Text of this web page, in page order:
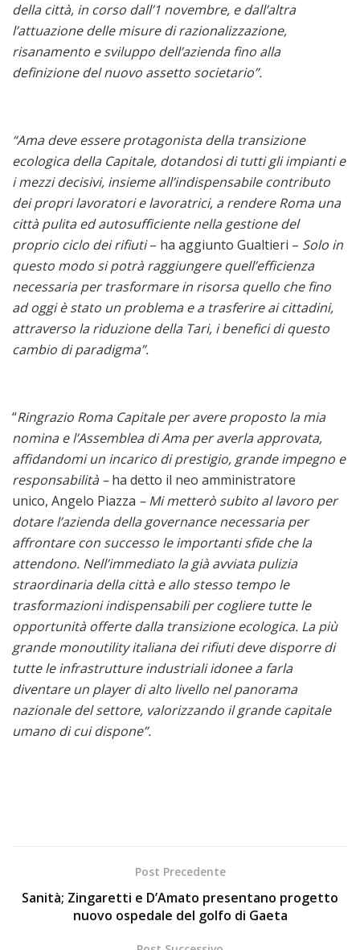
della città, in corso dall’1 novembre, e dall’altra
l’attuazione delle misure di razionalizzazione,
risanamento e sviluppo dell’azienda fino alla
definizione del nuovo assetto societario”.
“Ama deve essere protagonista della transizione
ecologica della Capitale, dotandosi di tutti gli impianti e
i mezzi decisivi, insieme all’indispensabile contributo
dei propri lavoratori e lavoratrici, a rendere Roma una
città pulita ed autosufficiente nella gestione del
proprio ciclo dei rifiuti– ha aggiunto Gualtieri – Solo in
questo modo si potrà raggiungere quell’efficienza
necessaria per trasformare in risorsa quello che fino
ad oggi è stato un problema e a trasferire ai cittadini,
attraverso la riduzione della Tari, i benefici di questo
cambio di paradigma”.
“Ringrazio Roma Capitale per avere proposto la mia
nomina e l’Assemblea di Ama per averla approvata,
affidandomi un incarico di prestigio, grande impegno e
responsabilità –ha detto il neo amministratore
unico, Angelo Piazza – Mi metterò subito al lavoro per
dotare l’azienda della governance necessaria per
affrontare con successo le importanti sfide che la
attendono. Nell’immediato la già avviata pulizia
straordinaria della città e allo stesso tempo le
trasformazioni indispensabili per cogliere tutte le
opportunità offerte dalla transizione ecologica. La più
grande monoutility italiana dei rifiuti deve disporre di
tutte le infrastrutture industriali idonee a farla
diventare un player di alto livello nel panorama
nazionale del settore, valorizzando il grande capitale
umano di cui dispone”.
Post Precedente
Sanità; Zingaretti e D’Amato presentano progetto
nuovo ospedale del golfo di Gaeta